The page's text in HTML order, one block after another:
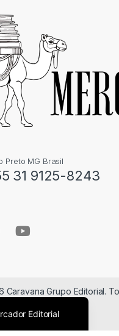
Preto MG Brasil
31 9125-8243
Caravana Grupo Editorial.
Editorial